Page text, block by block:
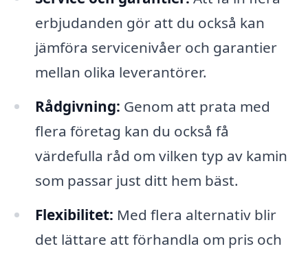
erbjudanden gör att du också kan
jämföra servicenivåer och garantier
mellan olika leverantörer.
Rådgivning: Genom att prata med
flera företag kan du också få
värdefulla råd om vilken typ av kamin
som passar just ditt hem bäst.
Flexibilitet: Med flera alternativ blir
det lättare att förhandla om pris och